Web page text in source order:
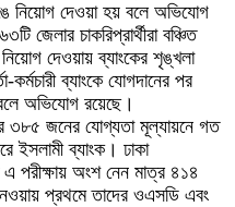
নিয়োগ দেওয়া হয় বলে অভিযোগ
জেলার চাকরিপ্রার্থীরা বঞ্চিত
দেওয়ায় ব্যাংকের শৃঙ্খলা
ব্যাংকে যোগদানের পর
অভিযোগ রয়েছে।
৩৮৫ জনের যোগ্যতা মূল্যায়নে গত
ইসলামী ব্যাংক। ঢাকা
এ পরীক্ষায় অংশ নেন মাত্র ৪১৪
প্রথমে তাদের ওএসডি এবং